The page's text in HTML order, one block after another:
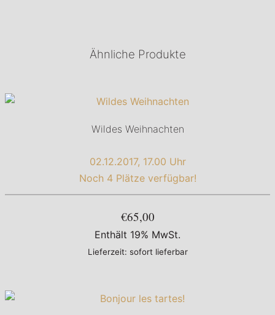
Ähnliche Produkte
Wildes Weihnachten
02.12.2017, 17.00 Uhr
Noch 4 Plätze verfügbar!
€65,00
Enthält 19% MwSt.
Lieferzeit: sofort lieferbar